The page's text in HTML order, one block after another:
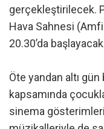
gerçekleştirilecek.
Hava Sahnesi
20.30’da
Öte yandan altı
kapsamında
sinema